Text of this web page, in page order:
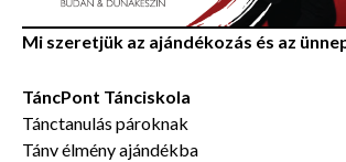
Mi szeretjük az ajándékozás és az
TáncPont Tánciskola
Tánctanulás pároknak
Tánv élmény ajándékba